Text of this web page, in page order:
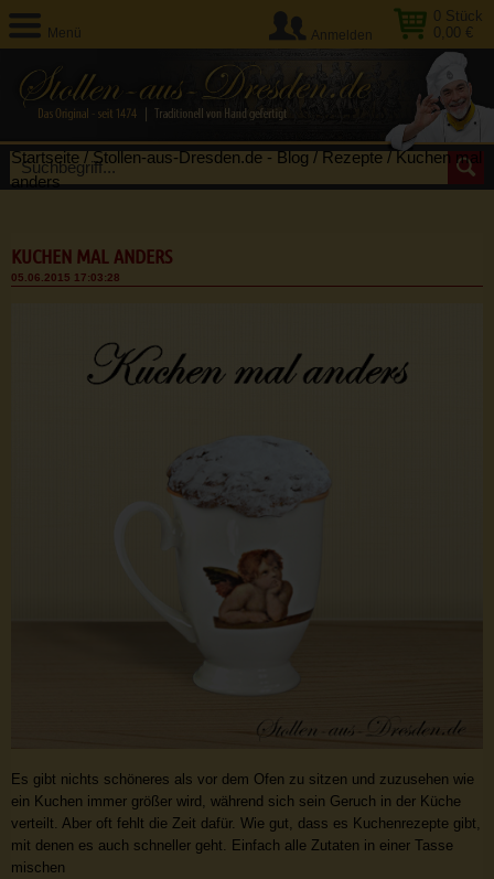
Menü
0 Stück
0,00 €
Anmelden
Startseite /Stollen-aus-Dresden.de - Blog /Rezepte /Kuchen mal
anders
KUCHEN MAL ANDERS
05.06.2015 17:03:28
Es gibt nichts schöneres als vor dem Ofen zu sitzen und zuzusehen wie
ein Kuchen immer größer wird, während sich sein Geruch in der Küche
verteilt. Aber oft fehlt die Zeit dafür. Wie gut, dass es Kuchenrezepte gibt,
mit denen es auch schneller geht. Einfach alle Zutaten in einer Tasse
mischen